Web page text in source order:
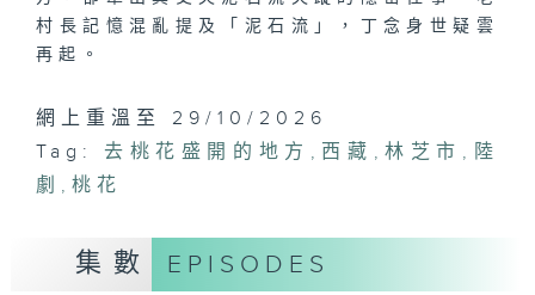
村長記憶混亂提及「泥石流」，丁念身世疑雲
再起。
網上重溫至 29/10/2026
Tag:
去桃花盛開的地方 , 西藏 , 林芝市 , 陸
劇 ,桃花
集數 EPISODES